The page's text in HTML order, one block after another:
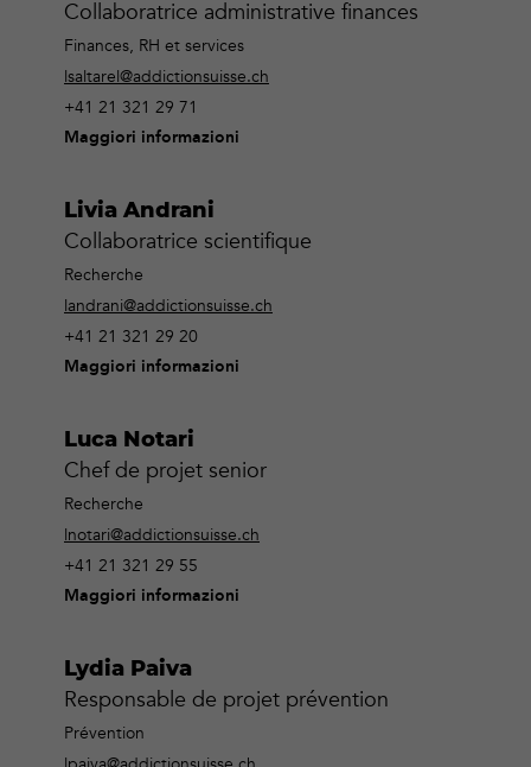
Collaboratrice administrative finances
Finances, RH et services
lsaltarel@addictionsuisse.ch
+41 21 321 29 71
Maggiori informazioni
Livia Andrani
Collaboratrice scientifique
Recherche
landrani@addictionsuisse.ch
+41 21 321 29 20
Maggiori informazioni
Luca Notari
Chef de projet senior
Recherche
lnotari@addictionsuisse.ch
+41 21 321 29 55
Maggiori informazioni
Lydia Paiva
Responsable de projet prévention
Prévention